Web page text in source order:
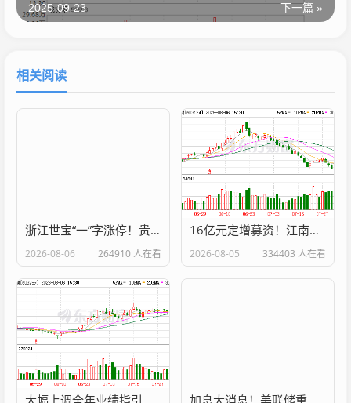
下一篇 »
2025-09-23
相关阅读
浙江世宝“一”字涨停！贵金属板块大涨 上市公司盈利集体高增（附股）
2026-08-06 264910 人在看
16亿元定增募资！江南新材扩产 80亿元营收背后藏隐忧
2026-08-05 334403 人在看